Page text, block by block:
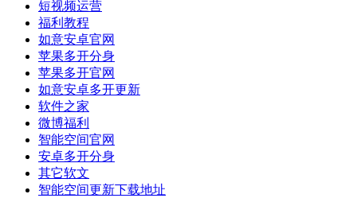
短视频运营
福利教程
如意安卓官网
苹果多开分身
苹果多开官网
如意安卓多开更新
软件之家
微博福利
智能空间官网
安卓多开分身
其它软文
智能空间更新下载地址